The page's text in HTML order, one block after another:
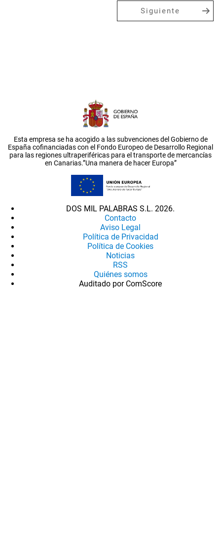
Siguiente
Esta empresa se ha acogido a las subvenciones del Gobierno de
España cofinanciadas con el Fondo Europeo de Desarrollo Regional
para las regiones ultraperiféricas para el transporte de mercancías
en Canarias.”Una manera de hacer Europa”
DOS MIL PALABRAS S.L. 2026.
Contacto
Aviso Legal
Política de Privacidad
Política de Cookies
Noticias
RSS
Quiénes somos
Auditado por ComScore